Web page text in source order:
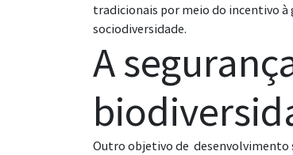
tradicionais por meio do incentivo
sociodiversidade.
A
Outro objetivo de desenvolvimento